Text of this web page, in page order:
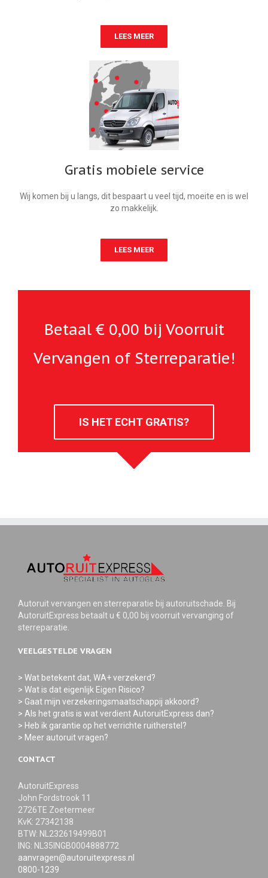
LEES MEER
Gratis mobiele service
Wij komen bij u langs, dit bespaart u veel tijd, moeite en is wel
zo makkelijk.
LEES MEER
Betaal € 0,00 bij Voorruit
Vervangen of Sterreparatie!
IS HET ECHT GRATIS?
Autoruit vervangen en sterreparatie bij autoruitschade. Bij
AutoruitExpress betaalt u € 0,00 bij voorruit vervanging of
sterreparatie.
VEELGESTELDE VRAGEN
> Wat betekent dat, WA+ verzekerd?
> Wat is dat eigenlijk Eigen Risico?
> Gaat mijn verzekeringsmaatschappij akkoord?
> Als het gratis is wat verdient AutoruitExpress dan?
> Heb ik garantie op het verrichte ruitherstel?
> Meer autoruit vragen?
CONTACT
AutoruitExpress
John Fordstrook 11
2726TE Zoetermeer
KvK: 27342138
BTW: NL232619499B01
ING: NL35INGB0004888772
aanvragen@autoruitexpress.nl
0800-1239